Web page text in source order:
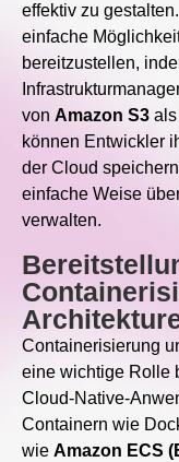
effektiv zu gestalten.
einfache
bereitzustellen,
von Amazon S3
können Entwickler
der Cloud
einfache Weise
verwalten.
Containerisierung
eine wichtige Rolle
Cloud-Native-
Containern wie
wie Amazon ECS